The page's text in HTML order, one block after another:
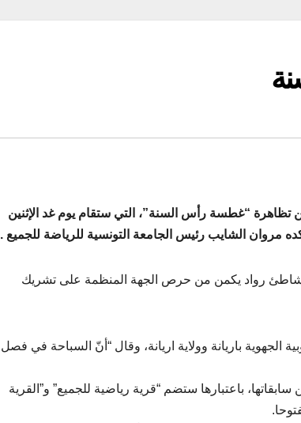
أن يشارك حوالي 1500 سباح من الهواة في النسخة 11 من تظاهرة “غطسة رأس السنة”، التي ستقام يوم غد الإثنين
مروان الشايب رئيس الجامعة التونسية للرياضة للجميع .
شاطئ رواد يكمن من حرص الجهة المنظمة على تشريك
الجهوية باريانة وولاية اريانة، وقال “أنّ السباحة في فصل
باعتبارها ستضم “قرية رياضية للجميع” و”القرية